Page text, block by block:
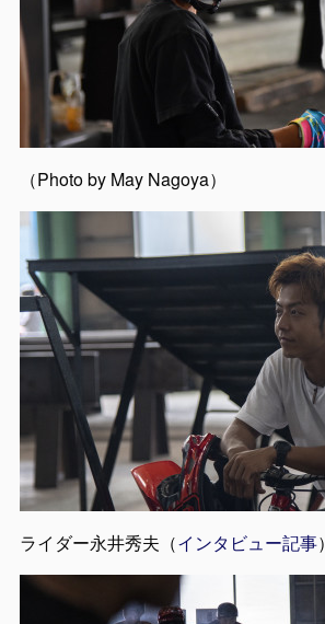
（Photo by May Nagoya）
ライダー永井秀夫（インタビュー記事）